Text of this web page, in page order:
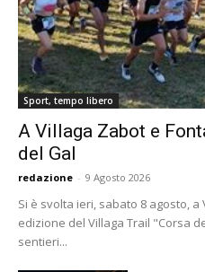
Sport, tempo libero
A Villaga Zabot e
del Gal
redazione - 9 Agosto 2026
Si è svolta ieri, sabato 8 agosto, a
edizione del Villaga Trail "Corsa
sentieri...